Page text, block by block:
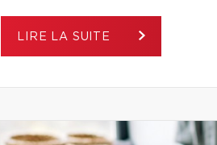
LIRE LA SUITE